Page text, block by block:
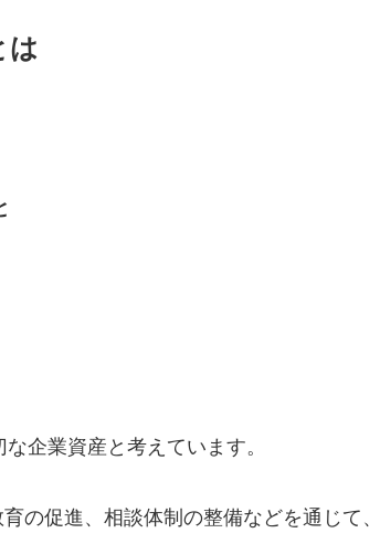
は
企業資産と考えています。
の促進、相談体制の整備などを通じて、